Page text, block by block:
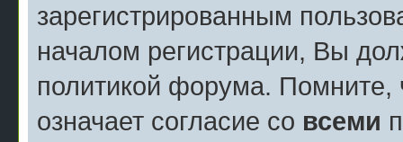
зарегистрированным
началом регистрации, Вы
политикой форума.
означает согласие со всеми